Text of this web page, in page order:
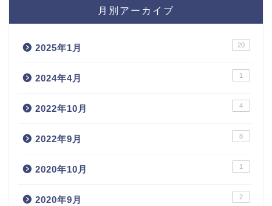
月別アーカイブ
2025年1月 20
2024年4月 1
2022年10月 4
2022年9月 8
2020年10月 1
2020年9月 2